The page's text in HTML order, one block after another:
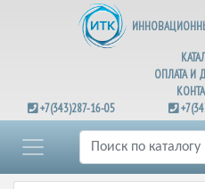
ОПЛАТА И
+7(343)287-16-05